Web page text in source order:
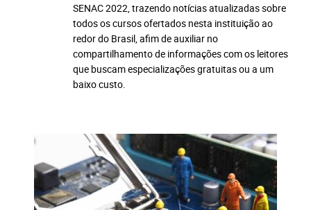
SENAC 2022, trazendo notícias atualizadas sobre
todos os cursos ofertados nesta instituição ao
redor do Brasil, afim de auxiliar no
compartilhamento de informações com os leitores
que buscam especializações gratuitas ou a um
baixo custo.